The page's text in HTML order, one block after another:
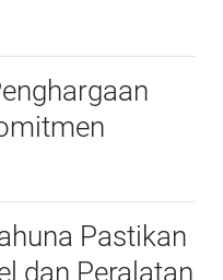
Pastikan
dan Peralatan